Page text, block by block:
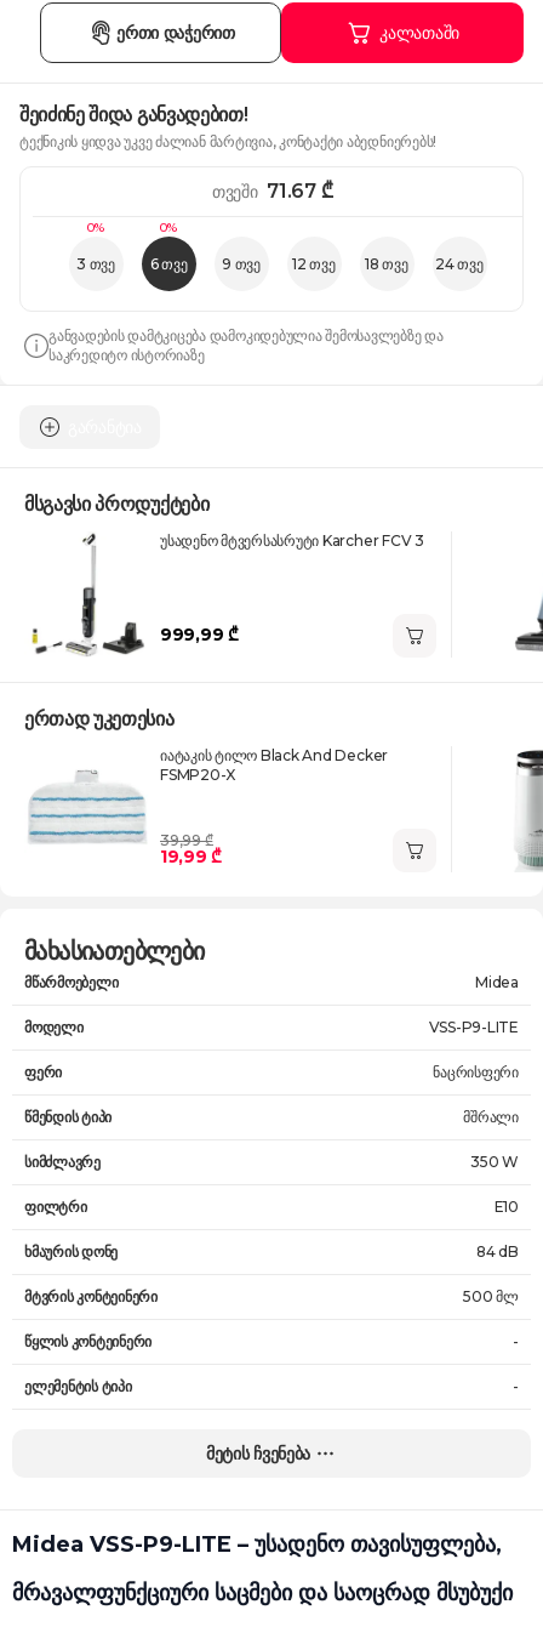
კალათაში
ერთი დაჭერით
შეიძინე შიდა განვადებით!
ტექნიკის ყიდვა უკვე ძალიან მარტივია, კონტაქტი აბედნიერებს!
0%
3 თვე
0%
6 თვე 9 თვე 12 თვე 18 თვე 24 თვე
თვეში 71.67 ₾
განვადების დამტკიცება დამოკიდებულია შემოსავლებზე და
საკრედიტო ისტორიაზე
მსგავსი პროდუქტები
უსადენო მტვერსასრუტი Karcher FCV 3
999,99 ₾
ერთად უკეთესია
იატაკის ტილო Black And Decker
FSMP20-X
39,99 ₾
19,99 ₾
მახასიათებლები
მწარმოებელი Midea
მოდელი VSS-P9-LITE
ფერი ნაცრისფერი
წმენდის ტიპი მშრალი
სიმძლავრე 350 W
ფილტრი E10
ხმაურის დონე 84 dB
მტვრის კონტეინერი 500 მლ
წყლის კონტეინერი -
ელემენტის ტიპი -
გარანტია 24 თვე
მეტის ჩვენება
Midea VSS-P9-LITE – უსადენო თავისუფლება,
მრავალფუნქციური საცმები და საოცრად მსუბუქი